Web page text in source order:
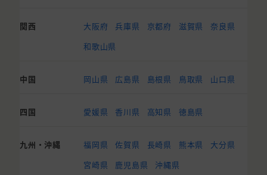
関西 大阪府 兵庫県 京都府 滋賀県
奈良県
和歌山県
中国 岡山県 広島県 島根県 鳥取県 山口県
四国 愛媛県 香川県 高知県 徳島県
九州・沖縄 福岡県 佐賀県 長崎県 熊本県
大分県
宮崎県
鹿児島県 沖縄県